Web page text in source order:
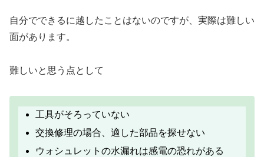
自分でできるに越したことはないのですが、実際は難しい
面があります。
難しいと思う点として
工具がそろっていない
交換修理の場合、適した部品を探せない
ウォシュレットの水漏れは感電の恐れがある